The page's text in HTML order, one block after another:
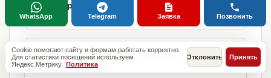
Бургерная
Городские страницы по этому
направлению
Cookie помогают сайту и формам работать корректно.
Для статистики посещений используем
Яндекс.Метрику. Политика
Отклонить Принять
WhatsApp Telegram Заявка Позвонить